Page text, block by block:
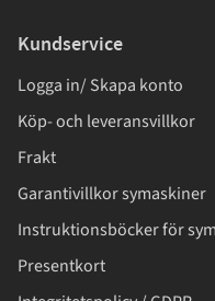
Kundservice
Logga in/ Skapa konto
Köp- och leveransvillkor
Frakt
Garantivillkor symaskiner
Instruktionsböcker för
Presentkort